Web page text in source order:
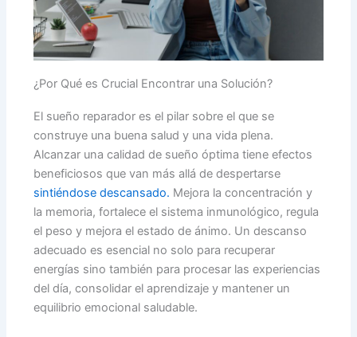
¿Por Qué es Crucial Encontrar una Solución?
El sueño reparador es el pilar sobre el que se
construye una buena salud y una vida plena.
Alcanzar una calidad de sueño óptima tiene efectos
beneficiosos que van más allá de despertarse
sintiéndose descansado. Mejora la concentración y
la memoria, fortalece el sistema inmunológico, regula
el peso y mejora el estado de ánimo. Un descanso
adecuado es esencial no solo para recuperar
energías sino también para procesar las experiencias
del día, consolidar el aprendizaje y mantener un
equilibrio emocional saludable.